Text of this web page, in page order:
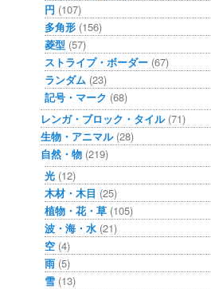
円 (107)
多角形 (156)
菱型 (57)
ストライプ・ボーダー (67)
ランダム (23)
記号・マーク (68)
レンガ・ブロック・タイル(71)
生物・アニマル(28)
自然・物 (219)
光 (12)
木材・木目 (25)
植物・花・草 (105)
波・海・水 (21)
空 (4)
雨 (5)
雪 (13)